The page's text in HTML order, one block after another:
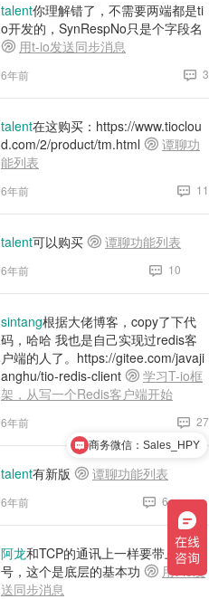
talent你理解错了，不需要两端都是ti
o开发的，SynRespNo只是个字段名
用t-io发送同步消息
6年前 3
talent在这购买：https://www.tioclou
d.com/2/product/tm.html
谭聊功
能列表
6年前 11
talent可以购买 谭聊功能列表
6年前 10
sintang根据大佬博客，copy了下代
码，哈哈 我也是自己实现过redis客
户端的人了。https://gitee.com/javaji
anghu/tio-redis-client
学习T-io框
架，从写一个Redis客户端开始
6年前 27
talent有新版 谭聊功能列表
6年前 6
阿龙和TCP的通讯上一样要带上序
号，这个是底层的基本功
用t-io发
送同步消息
商务微信：Sales_HPY